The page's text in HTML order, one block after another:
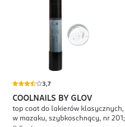
3,7
COOLNAILS BY GLOV
top coat do lakierów klasycznych,
w mazaku, szybkoschnący, nr 201;